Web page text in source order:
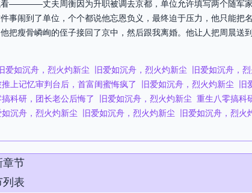
丈夫周衡因为升职被调去京都，单位允许填写两个随军家
事闹到了单位，个个都说他忘恩负义，最终迫于压力，他只能把
把瘦骨嶙峋的侄子接回了京中，然后跟我离婚。他让人把周晨送
旧爱如沉舟，烈火灼新尘 旧爱如沉舟，烈火灼新尘 旧爱如沉舟，
上记忆审判台后，首富闺蜜悔疯了 旧爱如沉舟，烈火灼新尘 旧
科研，团长老公后悔了 旧爱如沉舟，烈火灼新尘 重生八零搞科
如沉舟，烈火灼新尘 旧爱如沉舟，烈火灼新尘 旧爱如沉舟，烈火
章节
列表